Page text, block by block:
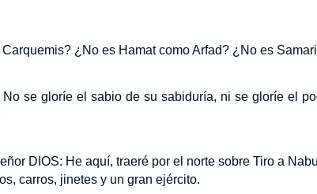
¿No es Hamat como Arfad? ¿No es
se gloríe el sabio de su sabiduría, ni se gloríe el
DIOS: He aquí, traeré por el norte sobre Tiro a
carros, jinetes y un gran ejército.